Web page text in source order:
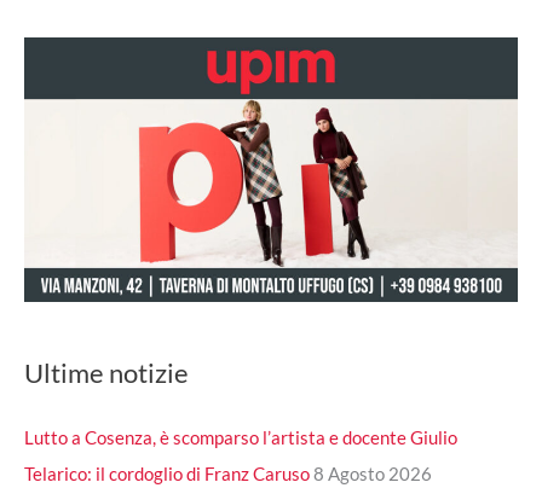
Ultime notizie
Lutto a Cosenza, è scomparso l’artista e docente Giulio
Telarico: il cordoglio di Franz Caruso8 Agosto 2026